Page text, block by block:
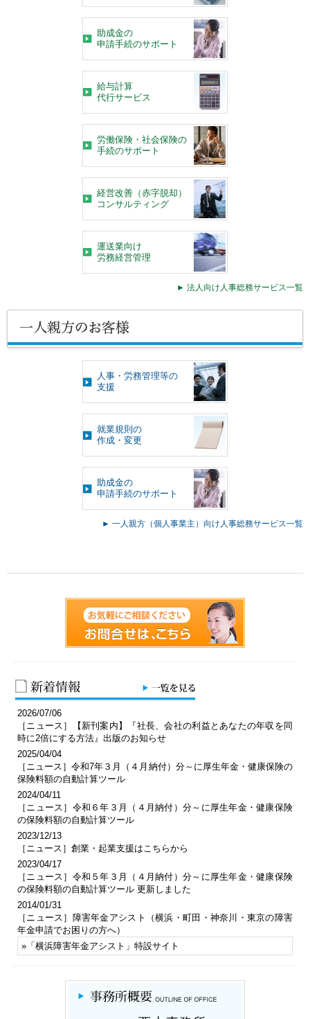
助成金の
申請手続のサポート
給与計算
代行サービス
労働保険・社会保険の
手続のサポート
経営改善（赤字脱却）
コンサルティング
運送業向け
労務経営管理
► 法人向け人事総務サービス一覧
人事・労務管理等の
支援
就業規則の
作成・変更
助成金の
申請手続のサポート
► 一人親方（個人事業主）向け人事総務サービス一覧
2026/07/06
［ニュース］【新刊案内】『社長、会社の利益とあなたの年収を同
時に2倍にする方法』出版のお知らせ
2025/04/04
［ニュース］令和7年３月（４月納付）分～に厚生年金・健康保険の
保険料額の自動計算ツール
2024/04/11
［ニュース］令和６年３月（４月納付）分～に厚生年金・健康保険
の保険料額の自動計算ツール
2023/12/13
［ニュース］創業・起業支援はこちらから
2023/04/17
［ニュース］令和５年３月（４月納付）分～に厚生年金・健康保険
の保険料額の自動計算ツール 更新しました
2014/01/31
［ニュース］障害年金アシスト（横浜・町田・神奈川・東京の障害
年金申請でお困りの方へ）
»「 横浜障害年金アシスト 」特設サイト